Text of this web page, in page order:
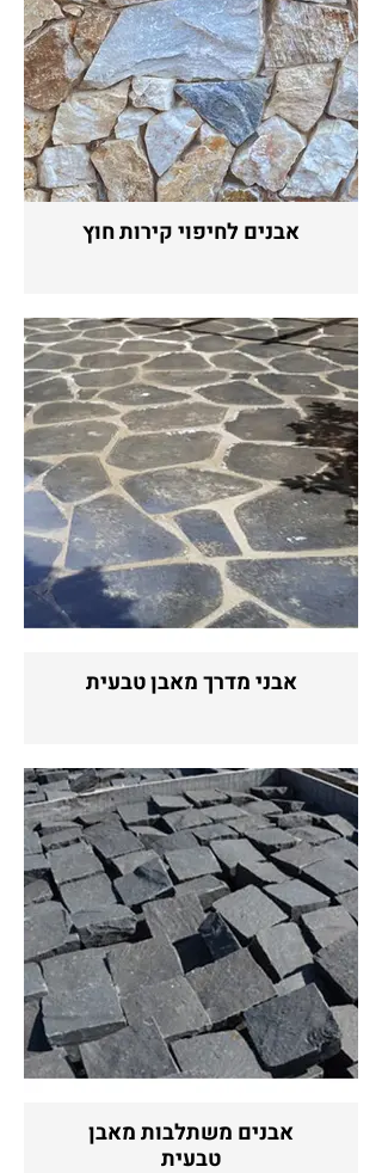
אבנים לחיפוי קירות חוץ
אבני מדרך מאבן טבעית
אבנים משתלבות מאבן
טבעית